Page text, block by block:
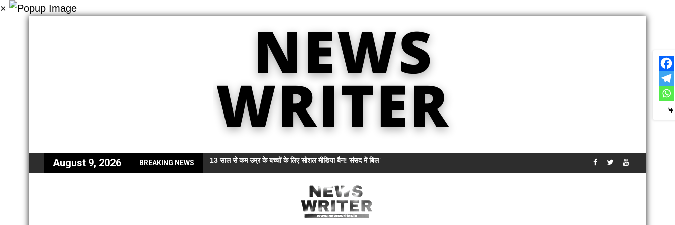
×
August 9, 2026 BREAKING NEWS 13 साल से कम उम्र के बच्चों के लिए सोशल मीडिया बैन! संसद में बिल लाने की तैयारी